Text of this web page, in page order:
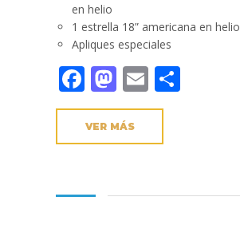
en helio
1 estrella 18” americana en helio
Apliques especiales
Facebook
Mastodon
Email
VER MÁS